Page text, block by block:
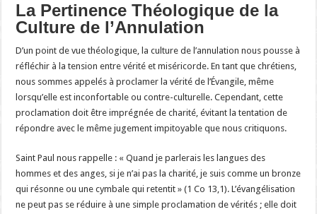
La Pertinence Théologique de la
Culture de l’Annulation
D’un point de vue théologique, la culture de l’annulation nous pousse à
réfléchir à la tension entre vérité et miséricorde. En tant que chrétiens,
nous sommes appelés à proclamer la vérité de l’Évangile, même
lorsqu’elle est inconfortable ou contre-culturelle. Cependant, cette
proclamation doit être imprégnée de charité, évitant la tentation de
répondre avec le même jugement impitoyable que nous critiquons.
Saint Paul nous rappelle : « Quand je parlerais les langues des
hommes et des anges, si je n’ai pas la charité, je suis comme un bronze
qui résonne ou une cymbale qui retentit » (1 Co 13,1). L’évangélisation
ne peut pas se réduire à une simple proclamation de vérités ; elle doit